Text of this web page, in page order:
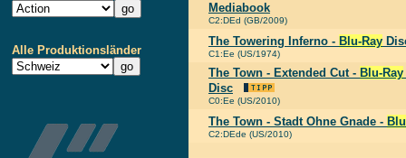
Alle Produktionsländer
Mediabook
C2:DEd (GB/2009)
The Towering Inferno - Blu-Ray
C1:Ee (US/1974)
The Town - Extended Cut - Blu-Ray
Disc
C0:Ee (US/2010)
The Town - Stadt Ohne Gnade -
C2:DEde (US/2010)